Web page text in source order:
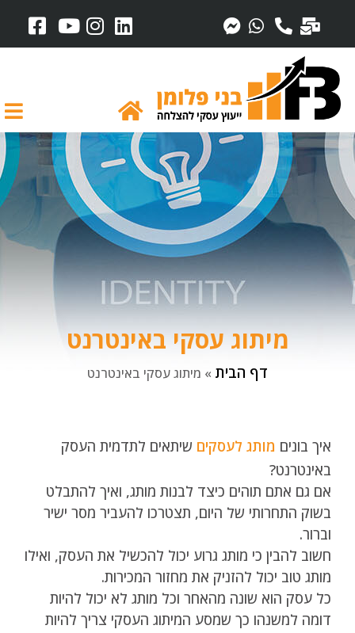
מיתוג עסקי באינטרנט
דף הבית » מיתוג עסקי באינטרנט
איך בונים מותג לעסקים שיתאים לתדמית העסק
באינטרנט?
אם גם אתם תוהים כיצד לבנות מותג, ואיך להתבלט
בשוק התחרותי של היום, תצטרכו להעביר מסר ישיר
וברור.
חשוב להבין כי מותג גרוע יכול להכשיל את העסק, ואילו
מותג טוב יכול להזניק את מחזור המכירות.
כל עסק הוא שונה מהאחר וכל מותג לא יכול להיות
דומה למשנהו כך שמסע המיתוג העסקי צריך להיות